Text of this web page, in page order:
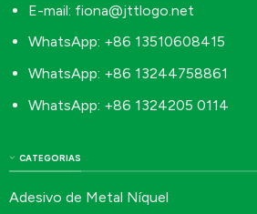
CATEGORIAS
Adesivo de Metal Níquel
E-mail: fiona@jttlogo.net
WhatsApp: +86 13510608415
WhatsApp: +86 13244758861
WhatsApp: +86 1324205 0114